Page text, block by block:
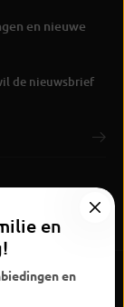
en nieuwe
de nieuwsbrief
en
en